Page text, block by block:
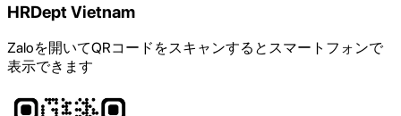
HRDept Vietnam
Zaloを開いてQRコードをスキャンするとスマートフォンで
表示できます